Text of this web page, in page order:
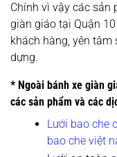
Chính vì vậy các sản
giàn giáo tại Quận
khách hàng, yên
dựng.
* Ngoài bánh xe giàn
các sản phẩm và các
Lưới bao che
bao che việt